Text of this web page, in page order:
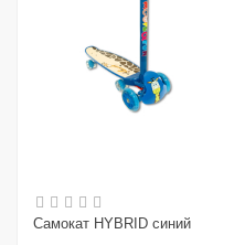
Самокат HYBRID синий